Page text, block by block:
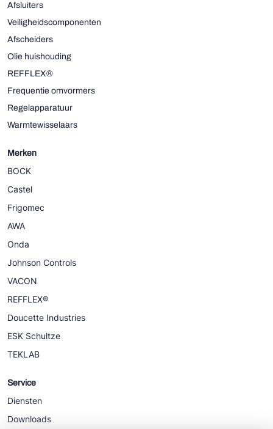
Afsluiters
Veiligheidscomponenten
Afscheiders
Olie huishouding
REFFLEX®
Frequentie omvormers
Regelapparatuur
Warmtewisselaars
Merken
BOCK
Castel
Frigomec
AWA
Onda
Johnson Controls
VACON
REFFLEX®
Doucette Industries
ESK Schultze
TEKLAB
Service
Diensten
Downloads